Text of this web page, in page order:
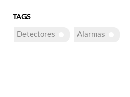
TAGS
Detectores Alarmas